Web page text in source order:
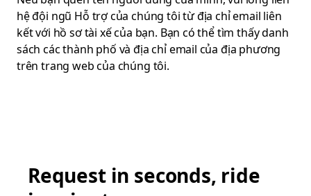
hệ đội ngũ Hỗ trợ của chúng tôi từ địa chỉ email liên
kết với hồ sơ tài xế của bạn. Bạn có thể tìm thấy danh
sách các thành phố và địa chỉ email của địa phương
trên trang web của chúng tôi.
Request in seconds, ride